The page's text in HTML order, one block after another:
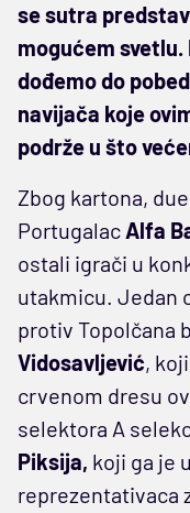
se sutra
mogućem svetlu.
dođemo do
navijača koje
podrže u što
Zbog kartona,
Portugalac Alfa
ostali igrači u
utakmicu. Jedan
protiv Topolčana
Vidosavljević,
crvenom dresu
selektora A
Piksija, koji ga je
reprezentativaca